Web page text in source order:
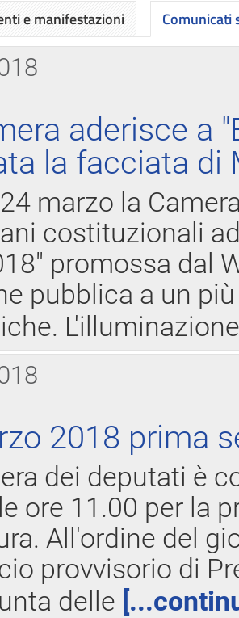
e manifestazioni Comunicati
aderisce a
la facciata di
marzo la
costituzionali
promossa dal
pubblica a un
2018 prima
dei deputati è
ore 11.00 per la
All'ordine del
provvisorio di
delle